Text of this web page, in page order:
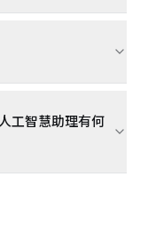
工智慧助理有何